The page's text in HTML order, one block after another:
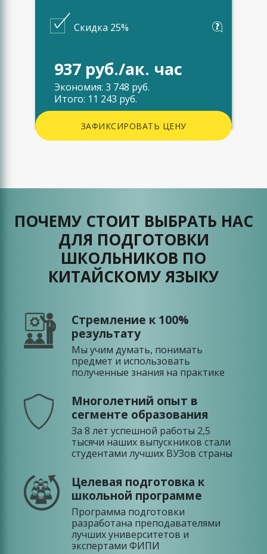
Скидка 25%
937 руб./ак. час
Экономия: 3 748 руб.
Итого: 11 243 руб.
ЗАФИКСИРОВАТЬ ЦЕНУ
ПОЧЕМУ СТОИТ ВЫБРАТЬ НАС
ДЛЯ ПОДГОТОВКИ
ШКОЛЬНИКОВ ПО
КИТАЙСКОМУ ЯЗЫКУ
Стремление к 100%
результату
Мы учим думать, понимать
предмет и использовать
полученные знания на практике
Многолетний опыт в
сегменте образования
За 8 лет успешной работы 2,5
тысячи наших выпускников стали
студентами лучших ВУЗов страны
Целевая подготовка к
школьной программе
Программа подготовки
разработана преподавателями
лучших университетов и
экспертами ФИПИ